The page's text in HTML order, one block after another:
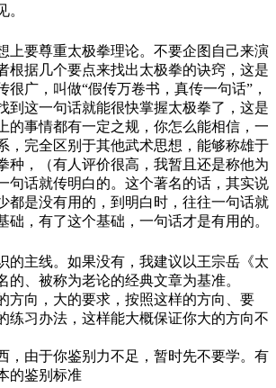
。
上要尊重太极拳理论。不要企图自己来演
根据几个要点来找出太极拳的诀窍，这是
很广，叫做“假传万卷书，真传一句话”，
到这一句话就能很快掌握太极拳了，这是
的事情都有一定之规，你怎么能相信，一
，完全区别于其他武术思想，能够称雄于
种，（有人评价很高，我暂且还是称他为
句话就传明白的。这个著名的话，其实说
都是没有用的，到明白时，往往一句话就
础，有了这个基础，一句话才是有用的。
的主线。如果没有，我建议以王宗岳《太
的、被称为老论的经典文章为基准。
方向，大的要求，按照这样的方向、要
练习办法，这样能大概保证你大的方向不
，由于你鉴别力不足，暂时先不要学。有
的鉴别标准